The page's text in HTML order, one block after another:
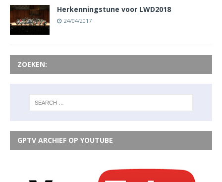
Herkenningstune voor LWD2018
24/04/2017
ZOEKEN:
GPTV ARCHIEF OP YOUTUBE